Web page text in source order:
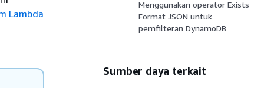
Lambda
Menggunakan operator Exists
Format JSON untuk
pemfilteran DynamoDB
Sumber daya terkait